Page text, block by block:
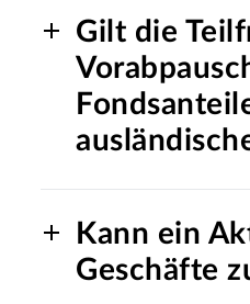
Gilt die
Kann ein
Geschäfte